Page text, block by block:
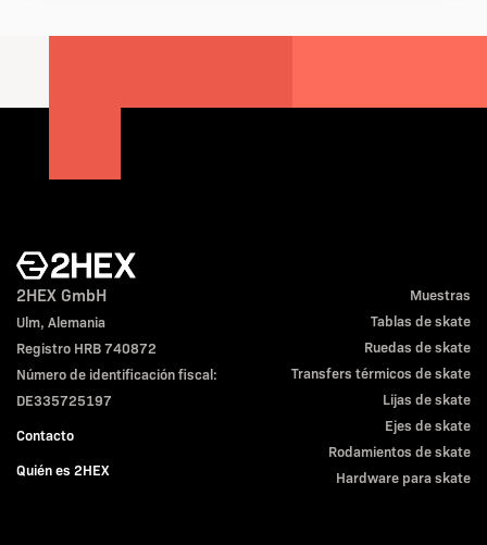
2HEX GmbH
Ulm, Alemania
Registro HRB 740872
Número de identificación fiscal:
DE335725197
Contacto
Quién es 2HEX
Muestras
Tablas de skate
Ruedas de skate
Transfers térmicos de skate
Lijas de skate
Ejes de skate
Rodamientos de skate
Hardware para skate